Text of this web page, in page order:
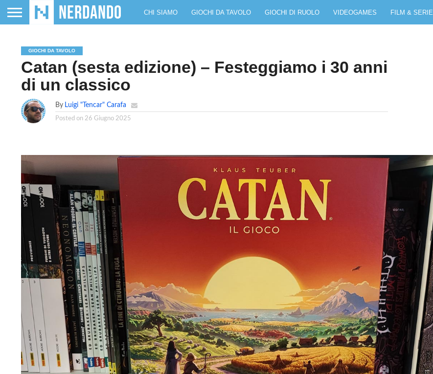
CHI SIAMO GIOCHI DA TAVOLO GIOCHI DI RUOLO VIDEOGAMES FILM &
GIOCHI DA TAVOLO
Catan (sesta edizione) – Festeggiamo i 30 anni
di un classico
By Luigi "Tencar" Carafa
Posted on 26 Giugno 2025